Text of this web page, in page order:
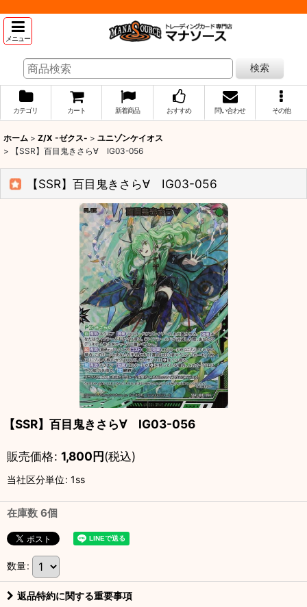
メニュー
検索
カテゴリ カート 新着商品 おすすめ 問い合わせ その他
ホーム > Z/X -ゼクス- > ユニゾンケイオス
>
【SSR】百目鬼きさら∀ IG03-056
【SSR】百目鬼きさら∀ IG03-056
【SSR】百目鬼きさら∀ IG03-056
販売価格: 1,800円(税込)
当社区分単位: 1ss
在庫数 6個
数量:
返品特約に関する重要事項